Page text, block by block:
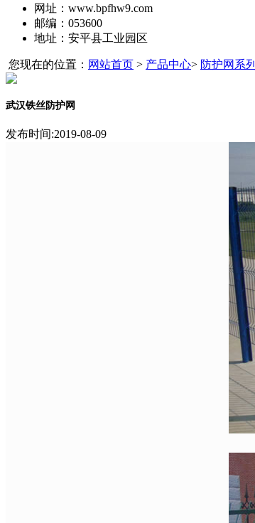
网址：www.bpfhw9.com
邮编：053600
地址：安平县工业园区
您现在的位置： 网站首页 > 产品中心> 防护网系列
武汉铁丝防护网
发布时间:2019-08-09